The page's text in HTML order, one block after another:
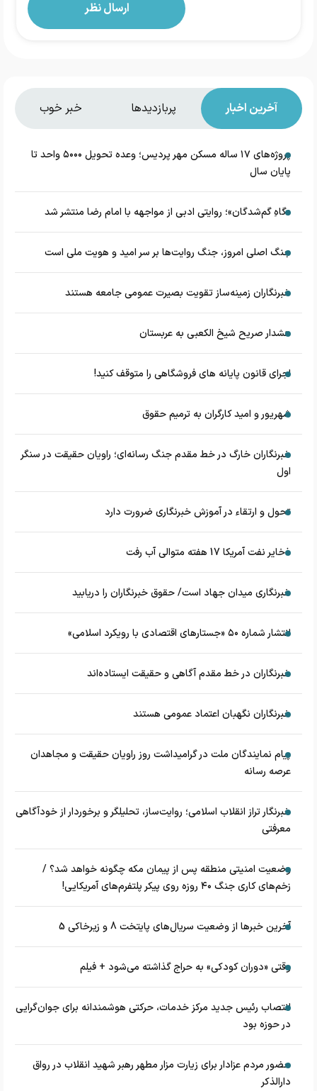
آخرین اخبار پربازدیدها خبر خوب
پروژه‌های ۱۷ ساله مسکن مهر پردیس؛ وعده تحویل ۵۰۰۰ واحد تا
پایان سال
«گاهِ گم‌شدگان»؛ روایتی ادبی از مواجهه با امام رضا منتشر شد
جنگ اصلی امروز، جنگ روایت‌ها بر سر امید و هویت ملی است
خبرنگاران زمینه‌ساز تقویت بصیرت عمومی جامعه هستند
هشدار صریح شیخ الکعبی به عربستان
اجرای قانون پایانه های فروشگاهی را متوقف کنید!
شهریور و امید کارگران به ترمیم حقوق
خبرنگاران خارگ در خط مقدم جنگ رسانه‌ای؛ راویان حقیقت در سنگر
اول
تحول و ارتقاء در آموزش خبرنگاری ضرورت دارد
ذخایر نفت آمریکا 17 هفته متوالی آب رفت
خبرنگاری میدان جهاد است/ حقوق خبرنگاران را دریابید
انتشار شماره ۵۰ «جستارهای اقتصادی با رویکرد اسلامی»
خبرنگاران در خط مقدم آگاهی و حقیقت ایستاده‌اند
خبرنگاران نگهبان اعتماد عمومی هستند
پیام نمایندگان ملت در گرامیداشت روز راویان حقیقت و مجاهدان
عرصه رسانه
خبرنگار تراز انقلاب اسلامی؛ روایت‌ساز، تحلیلگر و برخوردار از خودآگاهی
معرفتی
وضعیت امنیتی منطقه پس از پیمان مکه چگونه خواهد شد؟ /
زخم‌های کاری جنگ ۴۰ روزه روی پیکر پلتفرم‌های آمریکایی!
آخرین خبرها از وضعیت سریال‌های پایتخت 8 و زیرخاکی 5
وقتی «دوران کودکی» به حراج گذاشته می‌شود + فیلم
انتصاب رئیس جدید مرکز خدمات، حرکتی هوشمندانه برای جوان‌گرایی
در حوزه بود
حضور مردم عزادار برای زیارت مزار مطهر رهبر شهید انقلاب در رواق
دارالذکر